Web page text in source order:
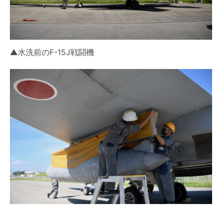
▲水洗前のF-15J戦闘機